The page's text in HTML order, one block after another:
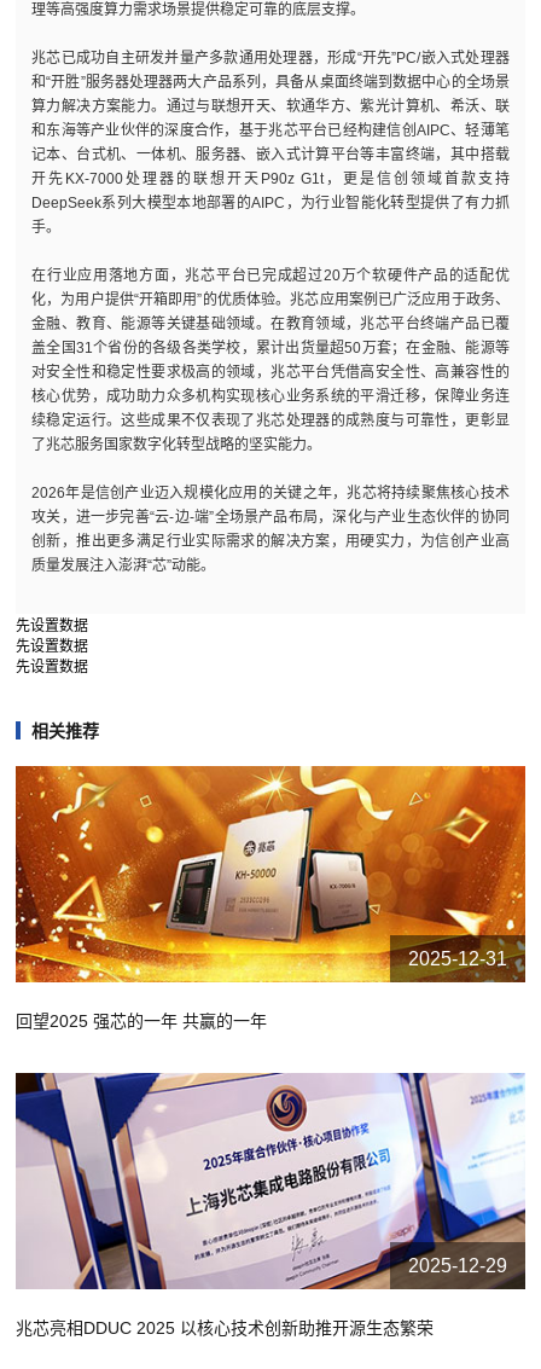
理等高强度算力需求场景提供稳定可靠的底层支撑。
兆芯已成功自主研发并量产多款通用处理器，形成“开先”PC/嵌入式处理器
和“开胜”服务器处理器两大产品系列，具备从桌面终端到数据中心的全场景
算力解决方案能力。通过与联想开天、软通华方、紫光计算机、希沃、联
和东海等产业伙伴的深度合作，基于兆芯平台已经构建信创AIPC、轻薄笔
记本、台式机、一体机、服务器、嵌入式计算平台等丰富终端，其中搭载
开先KX-7000处理器的联想开天P90z G1t，更是信创领域首款支持
DeepSeek系列大模型本地部署的AIPC，为行业智能化转型提供了有力抓
手。
在行业应用落地方面，兆芯平台已完成超过20万个软硬件产品的适配优
化，为用户提供“开箱即用”的优质体验。兆芯应用案例已广泛应用于政务、
金融、教育、能源等关键基础领域。在教育领域，兆芯平台终端产品已覆
盖全国31个省份的各级各类学校，累计出货量超50万套；在金融、能源等
对安全性和稳定性要求极高的领域，兆芯平台凭借高安全性、高兼容性的
核心优势，成功助力众多机构实现核心业务系统的平滑迁移，保障业务连
续稳定运行。这些成果不仅表现了兆芯处理器的成熟度与可靠性，更彰显
了兆芯服务国家数字化转型战略的坚实能力。
2026年是信创产业迈入规模化应用的关键之年，兆芯将持续聚焦核心技术
攻关，进一步完善“云-边-端”全场景产品布局，深化与产业生态伙伴的协同
创新，推出更多满足行业实际需求的解决方案，用硬实力，为信创产业高
质量发展注入澎湃“芯”动能。
先设置数据
先设置数据
先设置数据
相关推荐
2025-12-31
回望2025 强芯的一年 共赢的一年
2025-12-29
兆芯亮相DDUC 2025 以核心技术创新助推开源生态繁荣